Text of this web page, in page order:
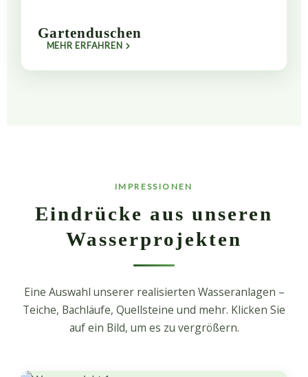
Gartenduschen
MEHR ERFAHREN
IMPRESSIONEN
Eindrücke aus unseren
Wasserprojekten
Eine Auswahl unserer realisierten Wasseranlagen –
Teiche, Bachläufe, Quellsteine und mehr. Klicken Sie
auf ein Bild, um es zu vergrößern.